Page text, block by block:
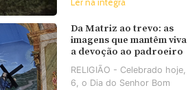
Ler na íntegra
Da Matriz ao trevo: as
imagens que mantêm viva
a devoção ao padroeiro
RELIGIÃO - Celebrado hoje,
6, o Dia do Senhor Bom